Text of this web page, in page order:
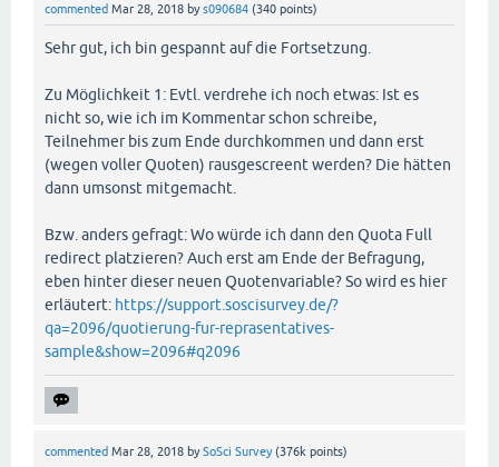
commented Mar 28, 2018 bys090684 (340 points)
Sehr gut, ich bin gespannt auf die Fortsetzung.
Zu Möglichkeit 1: Evtl. verdrehe ich noch etwas: Ist es
nicht so, wie ich im Kommentar schon schreibe,
Teilnehmer bis zum Ende durchkommen und dann erst
(wegen voller Quoten) rausgescreent werden? Die hätten
dann umsonst mitgemacht.
Bzw. anders gefragt: Wo würde ich dann den Quota Full
redirect platzieren? Auch erst am Ende der Befragung,
eben hinter dieser neuen Quotenvariable? So wird es hier
erläutert: https://support.soscisurvey.de/?
qa=2096/quotierung-fur-reprasentatives-
sample&show=2096#q2096
commented Mar 28, 2018 bySoSci Survey (376k points)